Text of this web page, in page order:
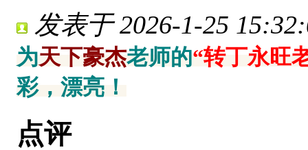
发表于 2026-1-25
为天下豪杰老师的“转丁永旺
彩，漂亮！
点评